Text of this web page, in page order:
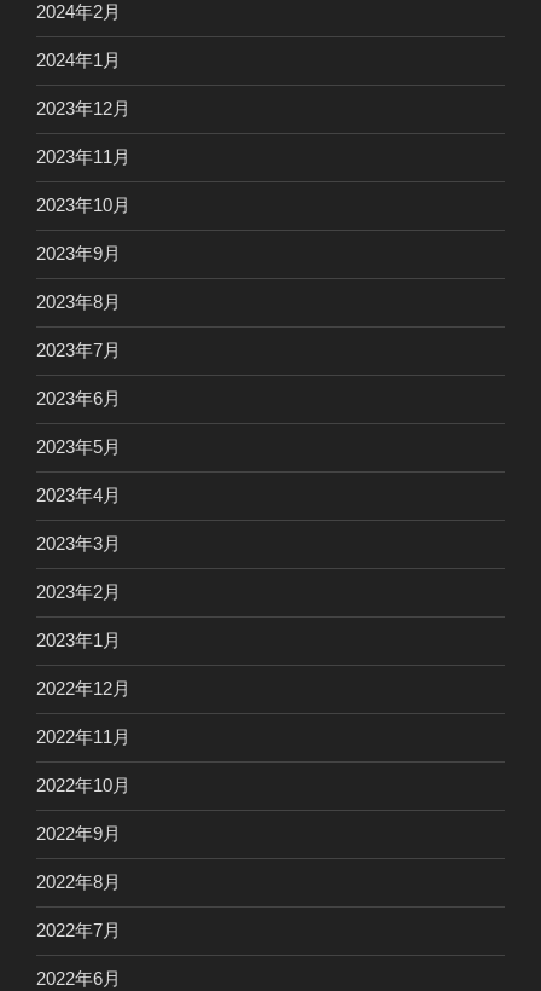
2024年2月
2024年1月
2023年12月
2023年11月
2023年10月
2023年9月
2023年8月
2023年7月
2023年6月
2023年5月
2023年4月
2023年3月
2023年2月
2023年1月
2022年12月
2022年11月
2022年10月
2022年9月
2022年8月
2022年7月
2022年6月